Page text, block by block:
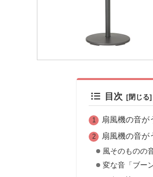
目次
扇風機の音が
扇風機の音が
風そのものの
変な音「ブー